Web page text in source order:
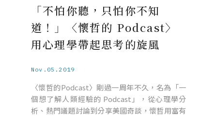
「不怕你聽，只怕你不知
道！」〈懷哲的 Podcast〉
用心理學帶起思考的旋風
Nov.05.2019
〈懷哲的Podcast〉剛過一周年不久，名為「一
個想了解人類經驗的 Podcast」，從心理學分
析、熱門議題討論到分享美國奇談，懷哲用富有